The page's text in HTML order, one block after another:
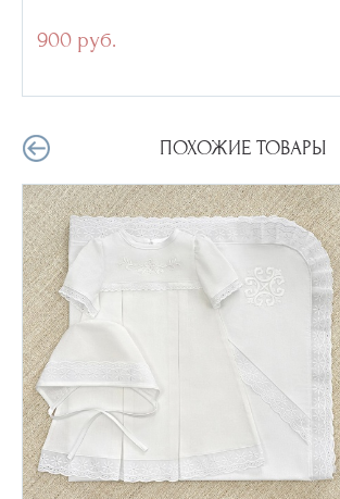
900 руб.
ПОХОЖИЕ ТОВАРЫ